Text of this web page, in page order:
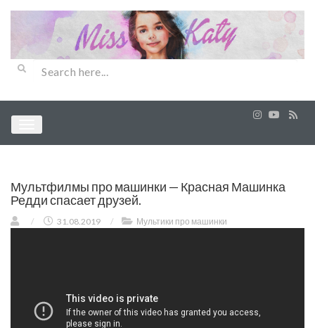
Мультфилмы про машинки — Красная Машинка
Редди спасает друзей.
/ 31.08.2019 / Мультики про машинки